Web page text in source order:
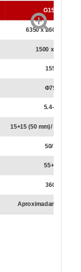
G1500
6350 x 2600 x 4000
1500 x 1440
1550
Φ750
5.4-12
15+15 (50 mm)/ 10+10
50/75
55+55
3600
Aproximadamente